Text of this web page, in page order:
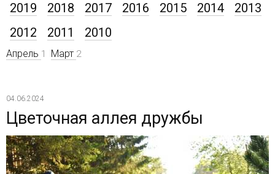
Апрель 1 Март 2
2019
2018 2017 2016 2015 2014
2013
2012
2011 2010
04.06.2024
Цветочная аллея дружбы